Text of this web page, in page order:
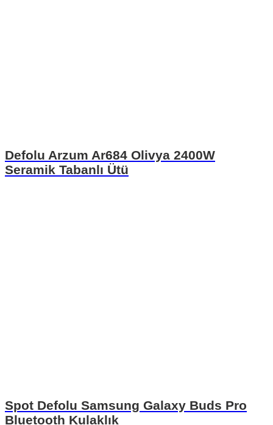
Defolu Arzum Ar684 Olivya 2400W
Seramik Tabanlı Ütü
Spot Defolu Samsung Galaxy Buds Pro
Bluetooth Kulaklık